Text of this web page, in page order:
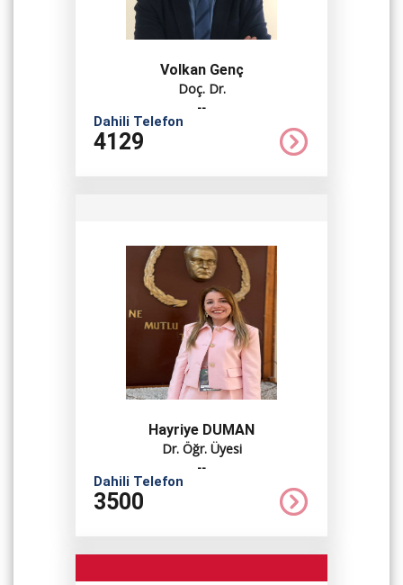
Volkan Genç
Doç. Dr.
--
Dahili Telefon
4129
Hayriye DUMAN
Dr. Öğr. Üyesi
--
Dahili Telefon
3500